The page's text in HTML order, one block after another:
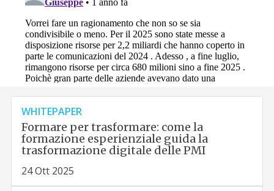
WHITEPAPER
Formare per trasformare: come la
formazione esperienziale guida la
trasformazione digitale delle PMI
24 Ott 2025